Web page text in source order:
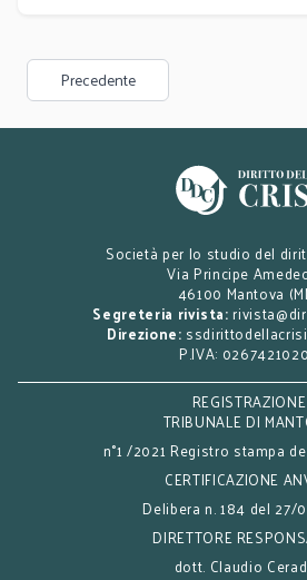
Precedente
Società per lo studio del
Via Principe
46100 Mantova
Segreteria rivista:
Direzione:
P.IVA:
REGISTRAZIONE
TRIBUNALE DI
n°1 /2021 Registro stampa
CERTIFICAZIONE
Delibera n. 184 del 27/
DIRETTORE
dott. Claudio